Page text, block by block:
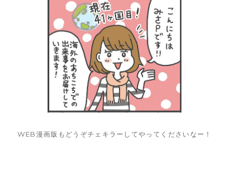
WEB漫画版もどうぞチェキラーしてやってくださいなー！